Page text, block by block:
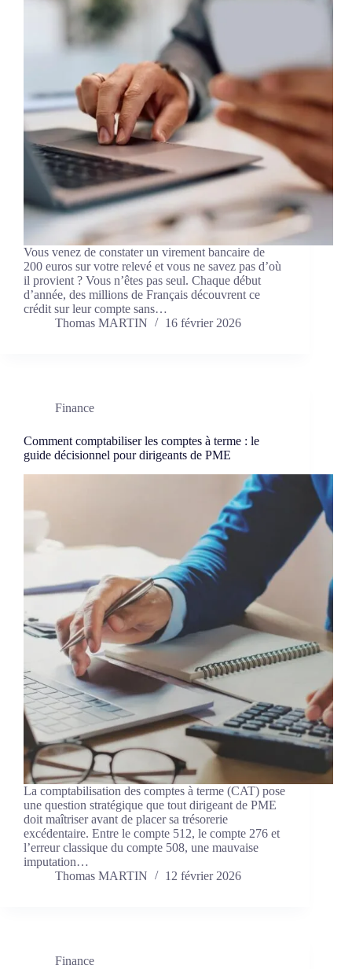
Vous venez de constater un virement bancaire de
200 euros sur votre relevé et vous ne savez pas d’où
il provient ? Vous n’êtes pas seul. Chaque début
d’année, des millions de Français découvrent ce
crédit sur leur compte sans…
Thomas MARTIN
16 février 2026
Finance
Comment comptabiliser les comptes à terme : le
guide décisionnel pour dirigeants de PME
La comptabilisation des comptes à terme (CAT) pose
une question stratégique que tout dirigeant de PME
doit maîtriser avant de placer sa trésorerie
excédentaire. Entre le compte 512, le compte 276 et
l’erreur classique du compte 508, une mauvaise
imputation…
Thomas MARTIN
12 février 2026
Finance